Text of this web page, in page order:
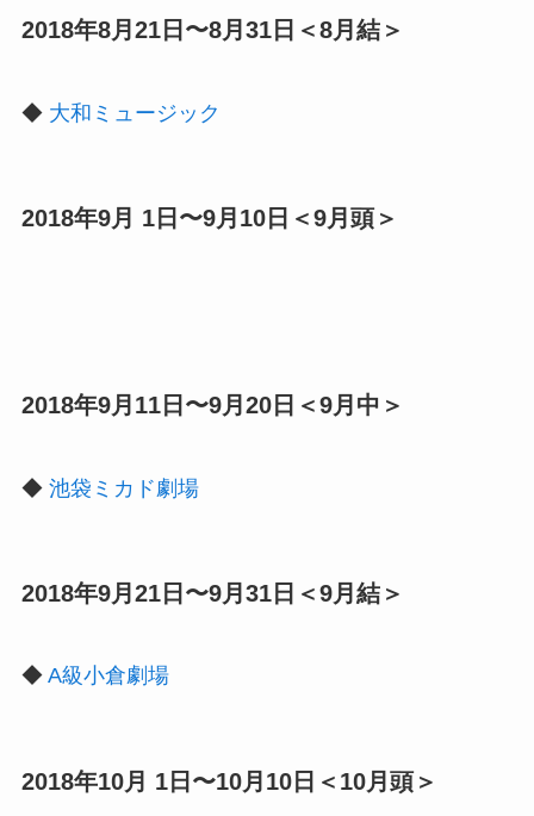
2018年8月21日〜8月31日＜8月結＞
◆ 大和ミュージック
2018年9月 1日〜9月10日＜9月頭＞
2018年9月11日〜9月20日＜9月中＞
◆ 池袋ミカド劇場
2018年9月21日〜9月31日＜9月結＞
◆ A級小倉劇場
2018年10月 1日〜10月10日＜10月頭＞